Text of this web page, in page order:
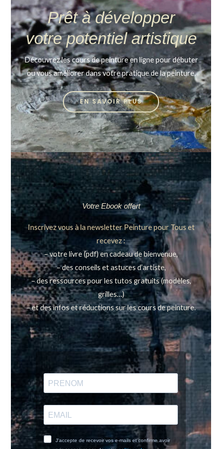
Prêt à développer
votre potentiel artistique
Découvrez les cours de peinture en ligne pour débuter
ou vous améliorer dans votre pratique de la peinture.
EN SAVOIR PLUS
Votre Ebook offert
Inscrivez vous à la newsletter Peinture pour Tous et
recevez :
– votre livre (pdf) en cadeau de bienvenue,
– des conseils et astuces d’artiste,
– des ressources pour les tutos gratuits (modèles,
grilles…)
– et des infos et réductions sur les cours de peinture.